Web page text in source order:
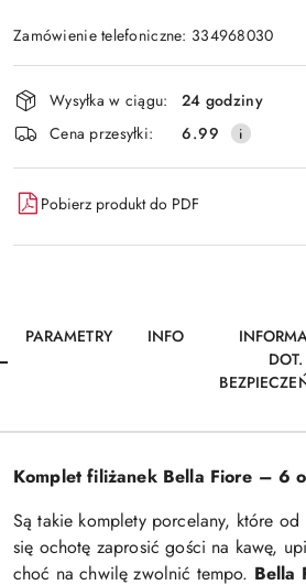
Zamówienie telefoniczne: 334968030
Wyślij
Dostępność
i
dostawa
Wysyłka w ciągu:
24 godziny
Cena przesyłki:
6.99
Pobierz produkt do PDF
PARAMETRY INFO
DOT.
Komplet filiżanek Bella Fiore – 6
Są takie komplety porcelany, które od
się ochotę zaprosić gości na kawę,
choć na chwilę zwolnić tempo. Bella